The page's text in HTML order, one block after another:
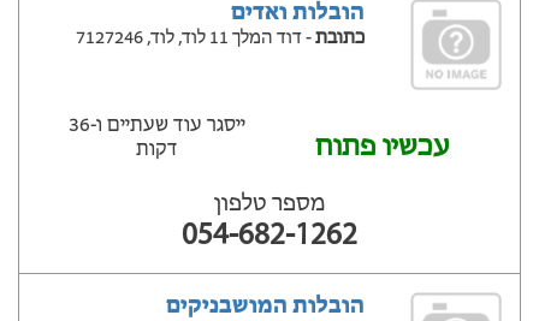
הובלות ואדים
כתובת- דוד המלך 11 לוד, לוד, 7127246
עכשיו פתוח
ייסגר עוד שעתיים ‫ו-36
דקות
מספר טלפון
054-682-1262
הובלות המושבניקים